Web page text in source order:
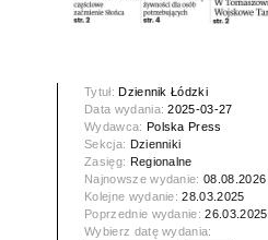
Tytuł: Dziennik Łódzki
Data wydania:2025-03-27
Wydawca: Polska Press
Sekcja: Dzienniki
Zasięg: Regionalne
Najnowsze wydanie:08.08.2026
Kolejne wydanie:28.03.2025
Poprzednie wydanie:26.03.2025
Wybierz datę wydania: